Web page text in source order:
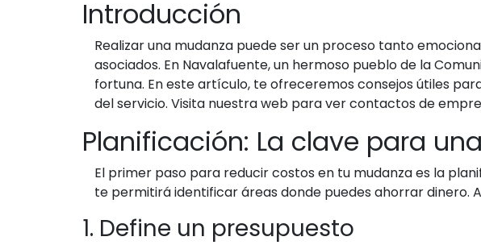
Introducción
Realizar una mudanza puede ser un proceso tanto
asociados. En Navalafuente, un hermoso pueblo de la
fortuna. En este artículo, te ofreceremos consejos útiles
del servicio. Visita nuestra web para ver contactos de
Planificación: La clave para
El primer paso para reducir costos en tu mudanza es la
te permitirá identificar áreas donde puedes ahorrar dinero.
1. Define un presupuesto